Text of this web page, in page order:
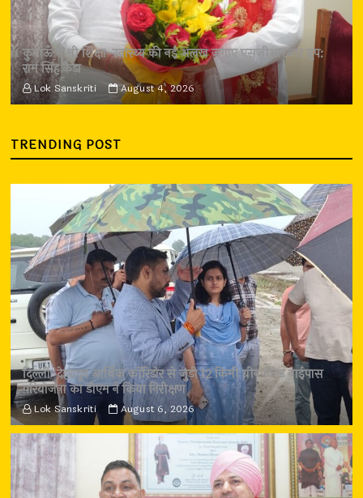
कुमाऊँ में भी शिक्षा-स्वास्थ्य की नई अलख जगाए एसजीआरआर ग्रुप:
राम सिंह कैड़ा
Lok Sanskriti August 4, 2026
TRENDING POST
दिल्ली-देहरादून आर्थिक कॉरिडोर से जुड़ी 12 किमी ग्रीनफील्ड बाईपास
परियोजना का डीएम ने किया निरीक्षण
Lok Sanskriti August 6, 2026